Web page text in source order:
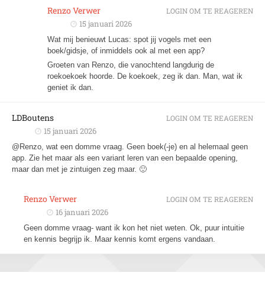
Renzo Verwer
15 januari 2026
Wat mij benieuwt Lucas: spot jij vogels met een
boek/gidsje, of inmiddels ook al met een app?
Groeten van Renzo, die vanochtend langdurig de
roekoekoek hoorde. De koekoek, zeg ik dan. Man, wat ik
geniet ik dan.
LOGIN OM TE REAGEREN
LDBoutens
15 januari 2026
@Renzo, wat een domme vraag. Geen boek(-je) en al helemaal geen
app. Zie het maar als een variant leren van een bepaalde opening,
maar dan met je zintuigen zeg maar. 🙂
LOGIN OM TE REAGEREN
Renzo Verwer
16 januari 2026
Geen domme vraag- want ik kon het niet weten. Ok, puur intuitie
en kennis begrijp ik. Maar kennis komt ergens vandaan.
LOGIN OM TE REAGEREN